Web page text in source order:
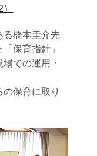
る橋本圭介先
保育指針」
での運用・
保育に取り